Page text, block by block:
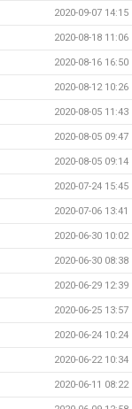
2020-09-07 14:15
2020-08-18 11:06
2020-08-16 16:50
2020-08-12 10:26
2020-08-05 11:43
2020-08-05 09:47
2020-08-05 09:14
2020-07-24 15:45
2020-07-06 13:41
2020-06-30 10:02
2020-06-30 08:38
2020-06-29 12:39
2020-06-25 13:57
2020-06-24 10:24
2020-06-22 10:34
2020-06-11 08:22